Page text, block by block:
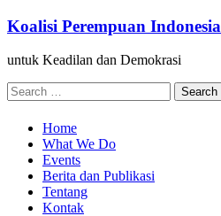
Skip
content
Koalisi Perempuan Indonesia
untuk Keadilan dan Demokrasi
Search
for:
Home
What We Do
Events
Berita dan Publikasi
Tentang
Kontak